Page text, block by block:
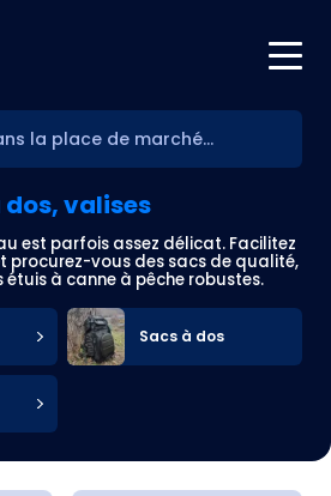
valises
est parfois assez délicat. Facilitez
procurez-vous des sacs de qualité,
étuis à canne à pêche robustes.
Sacs à dos